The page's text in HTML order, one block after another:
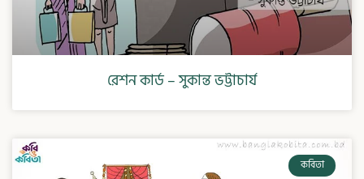
রেশন কার্ড – সুকান্ত ভট্টাচার্য
কবিতা